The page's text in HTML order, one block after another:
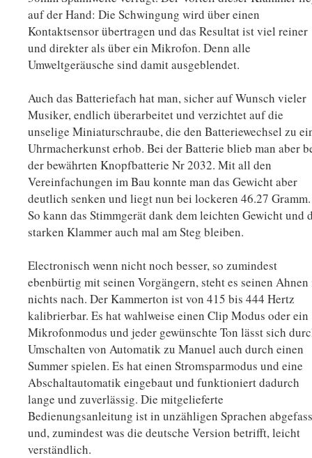
auf der Hand: Die Schwingung wird über einen
Kontaktsensor übertragen und das Resultat ist viel reiner
und direkter als über ein Mikrofon. Denn alle
Umweltgeräusche sind damit ausgeblendet.
Auch das Batteriefach hat man, sicher auf Wunsch vieler
Musiker, endlich überarbeitet und verzichtet auf die
unselige Miniaturschraube, die den Batteriewechsel zu
Uhrmacherkunst erhob. Bei der Batterie blieb man aber
der bewährten Knopfbatterie Nr 2032. Mit all den
Vereinfachungen im Bau konnte man das Gewicht aber
deutlich senken und liegt nun bei lockeren 46.27 Gramm.
So kann das Stimmgerät dank dem leichten Gewicht und
starken Klammer auch mal am Steg bleiben.
Electronisch wenn nicht noch besser, so zumindest
ebenbürtig mit seinen Vorgängern, steht es seinen
nichts nach. Der Kammerton ist von 415 bis 444 Hertz
kalibrierbar. Es hat wahlweise einen Clip Modus oder ein
Mikrofonmodus und jeder gewünschte Ton lässt sich
Umschalten von Automatik zu Manuel auch durch einen
Summer spielen. Es hat einen Stromsparmodus und eine
Abschaltautomatik eingebaut und funktioniert dadurch
lange und zuverlässig. Die mitgelieferte
Bedienungsanleitung ist in unzähligen Sprachen
und, zumindest was die deutsche Version betrifft, leicht
verständlich.